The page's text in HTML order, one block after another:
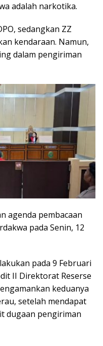
adalah narkotika.
sedangkan ZZ
kendaraan. Namun,
dalam pengiriman
agenda pembacaan
pada Senin, 12
pada 9 Februari
II Direktorat Reserse
keduanya
setelah mendapat
dugaan pengiriman